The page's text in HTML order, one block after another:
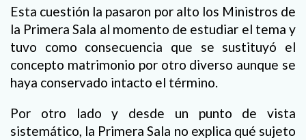
Esta cuestión la pasaron por alto los Ministros de
la Primera Sala al momento de estudiar el tema y
tuvo como consecuencia que se sustituyó el
concepto matrimonio por otro diverso aunque se
haya conservado intacto el término.
Por otro lado y desde un punto de vista
sistemático, la Primera Sala no explica qué sujeto